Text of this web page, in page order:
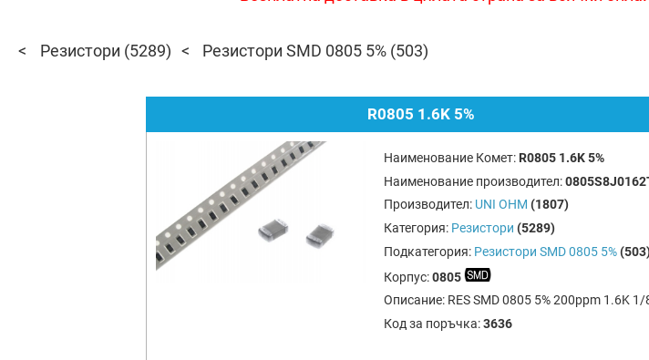
Резистори (5289) Резистори SMD 0805 5% (503)
R0805 1.6K 5%
Наименование Комет: R0805 1.6K 5%
Наименование производител:
Производител: UNI OHM (1807)
Категория: Резистори (5289)
Подкатегория: Резистори SMD 0805 5%
Корпус:0805
Описание: RES SMD 0805 5% 200ppm 1.6K 1/
Код за поръчка:3636